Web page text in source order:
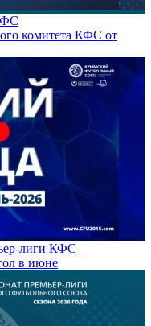
комитета КФС от
лиги КФС
в июне